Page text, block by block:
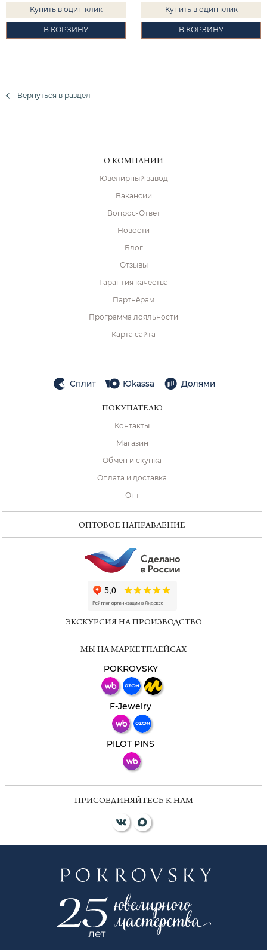
Купить в один клик
В КОРЗИНУ
Купить в один клик
В КОРЗИНУ
Вернуться в раздел
О КОМПАНИИ
Ювелирный завод
Вакансии
Вопрос-Ответ
Новости
Блог
Отзывы
Гарантия качества
Партнёрам
Программа лояльности
Карта сайта
Сплит Юkassa Долями
ПОКУПАТЕЛЮ
Контакты
Магазин
Обмен и скупка
Оплата и доставка
Опт
ОПТОВОЕ НАПРАВЛЕНИЕ
ЭКСКУРСИЯ НА ПРОИЗВОДСТВО
МЫ НА МАРКЕТПЛЕЙСАХ
POKROVSKY
F-Jewelry
PILOT PINS
ПРИСОЕДИНЯЙТЕСЬ К НАМ